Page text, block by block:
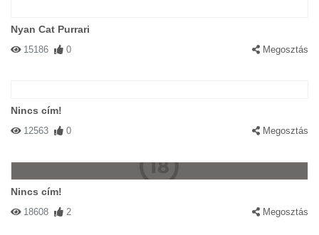
Nyan Cat Purrari
15186 0 Megosztás
Nincs cím!
12563 0 Megosztás
Nincs cím!
18608 2 Megosztás